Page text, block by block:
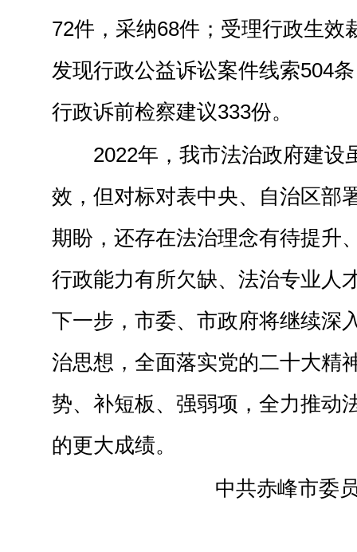
72件，采纳68件；受理行政生效
发现行政公益诉讼案件线索504
行政诉前检察建议333份。
2022年，我市法治政府建设
效 ，但对标对表中央、自治区部
期盼 ， 还存在法治理念有待提升
行政能力有所欠缺、法治专业人
下一步，市委、市政府将继续深
治思想，全面落实党的二十大精
势、补短板、强弱项， 全力推动
的更大成绩。
中共赤峰市